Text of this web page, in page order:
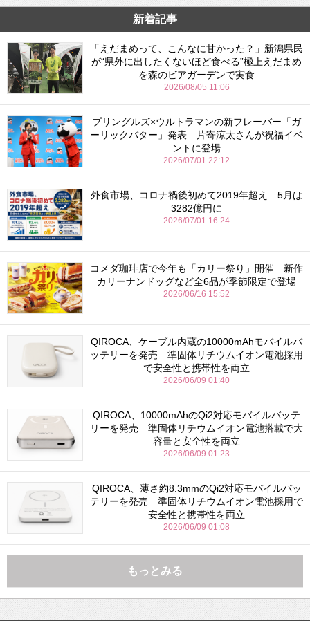
新着記事
「えだまめって、こんなに甘かった？」新潟県民
が“県外に出したくないほど食べる”極上えだまめ
を森のビアガーデンで実食
2026/08/05 11:06
プリングルズ×ウルトラマンの新フレーバー「ガ
ーリックバター」発表 片寄涼太さんが祝福イベ
ントに登場
2026/07/01 22:12
外食市場、コロナ禍後初めて2019年超え 5月は
3282億円に
2026/07/01 16:24
コメダ珈琲店で今年も「カリー祭り」開催 新作
カリーナンドッグなど全6品が季節限定で登場
2026/06/16 15:52
QIROCA、ケーブル内蔵の10000mAhモバイルバ
ッテリーを発売 準固体リチウムイオン電池採用
で安全性と携帯性を両立
2026/06/09 01:40
QIROCA、10000mAhのQi2対応モバイルバッテ
リーを発売 準固体リチウムイオン電池搭載で大
容量と安全性を両立
2026/06/09 01:23
QIROCA、薄さ約8.3mmのQi2対応モバイルバッ
テリーを発売 準固体リチウムイオン電池採用で
安全性と携帯性を両立
2026/06/09 01:08
もっとみる